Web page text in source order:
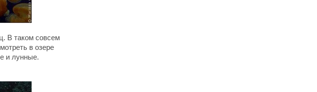
В таком совсем
в озере
и лунные.